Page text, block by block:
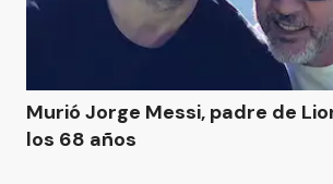
Murió Jorge Messi, padre de
los 68 años